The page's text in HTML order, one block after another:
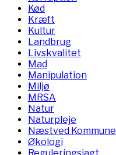
Kød
Kræft
Kultur
Landbrug
Livskvalitet
Mad
Manipulation
Miljø
MRSA
Natur
Naturpleje
Næstved Kommune
Økologi